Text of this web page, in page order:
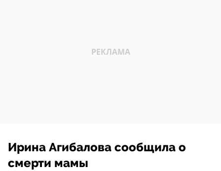
Ирина Агибалова сообщила о
смерти мамы